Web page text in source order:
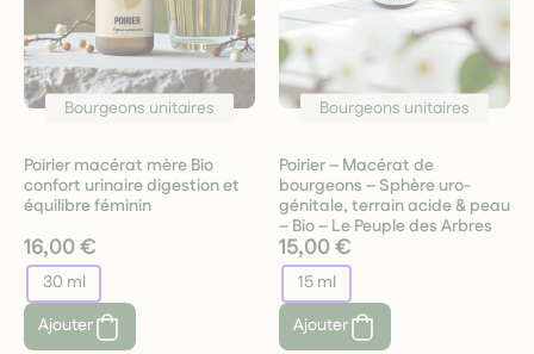
Bourgeons unitaires
Poirier macérat mère Bio
confort urinaire digestion et
équilibre féminin
16,00 €
30 ml
Ajouter
Bourgeons unitaires
Poirier – Macérat de
bourgeons – Sphère uro-
génitale, terrain acide & peau
– Bio – Le Peuple des Arbres
15,00 €
15 ml
Ajouter